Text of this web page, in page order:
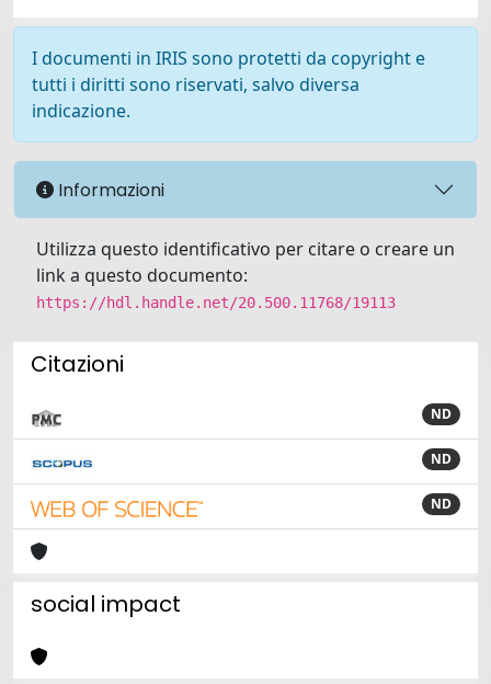
I documenti in IRIS sono protetti da copyright e
tutti i diritti sono riservati, salvo diversa
indicazione.
Informazioni
Utilizza questo identificativo per citare o creare un
link a questo documento:
https://hdl.handle.net/20.500.11768/19113
Citazioni
ND
ND
ND
social impact